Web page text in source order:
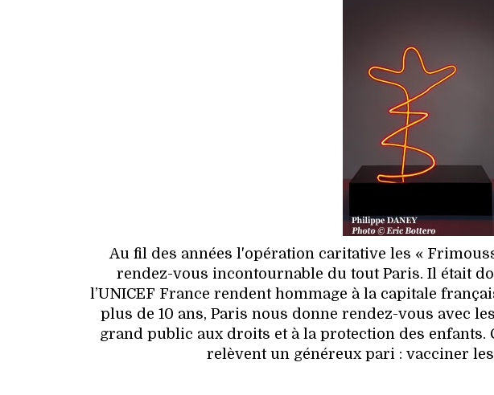
Au fil des années l'opération caritative les «
rendez-vous incontournable du tout Paris. Il était
l’UNICEF France rendent hommage à la capitale
plus de 10 ans, Paris nous donne rendez-vous avec
grand public aux droits et à la protection des enfants.
relèvent un généreux pari : vacciner